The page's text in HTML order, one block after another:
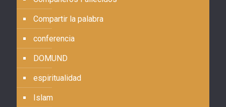
Compartir la palabra
conferencia
DOMUND
espiritualidad
Islam